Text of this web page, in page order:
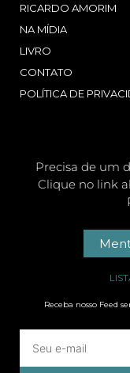
RICARDO AMORIM
NA MÍDIA
LIVRO
CONTATO
POLÍTICA DE
Precisa de um
Clique no link
Receba nosso Feed